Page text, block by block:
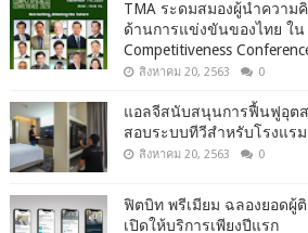
TMA ระดมสมองผู้นำความ
ด้านการแข่งขันของไทย ใน
Competitiveness
สิงหาคม 20, 2563 0
แอลจีสนับสนุนการฟื้นฟูอุตส
สอบระบบทีวีสำหรับโรงแร
สิงหาคม 20, 2563 0
ฟิตบิท พรีเมียม ฉลองยอดผู้
เปิดให้บริการเพียงปีแรก